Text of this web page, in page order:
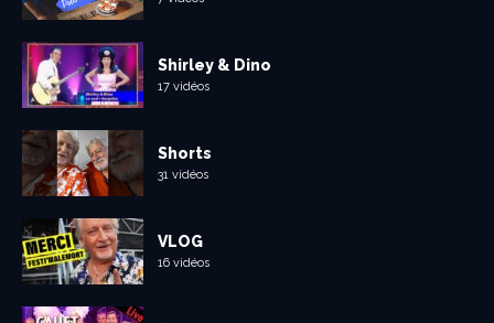
Shirley & Dino
17 vidéos
Shorts
31 vidéos
VLOG
16 vidéos